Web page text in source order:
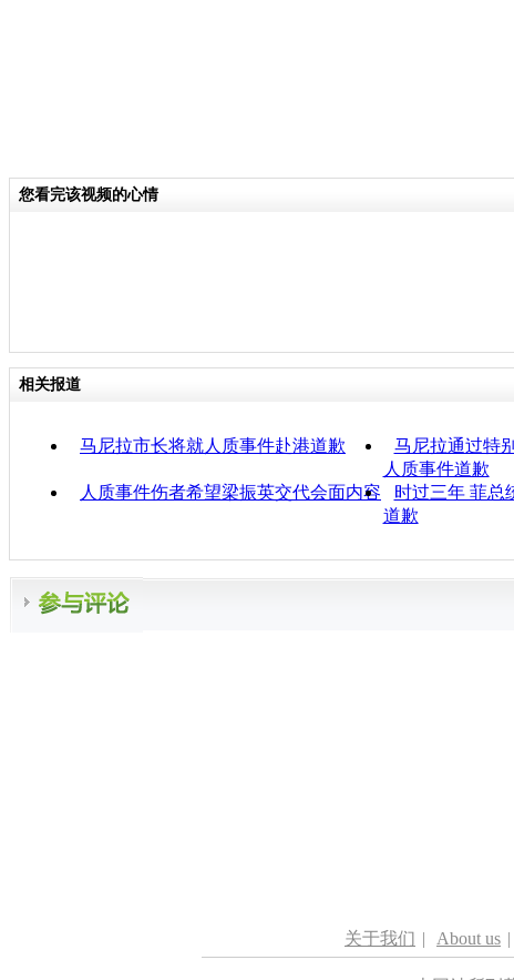
您看完该视频的心情
相关报道
马尼拉市长将就人质事件赴港道歉
马尼拉通过特
人质事件道歉
人质事件伤者希望梁振英交代会面内容
时过三年 菲总
道歉
关于我们 | About us |